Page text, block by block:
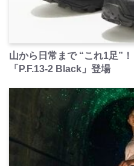
山から日常まで “これ1足”
「P.F.13-2 Black」登場